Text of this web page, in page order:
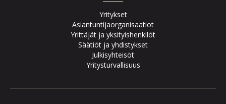
Yritykset
Asiantuntijaorganisaatiot
Yrittäjät ja yksityishenkilöt
Säätiöt ja yhdistykset
Julkisyhteisöt
Yritysturvallisuus